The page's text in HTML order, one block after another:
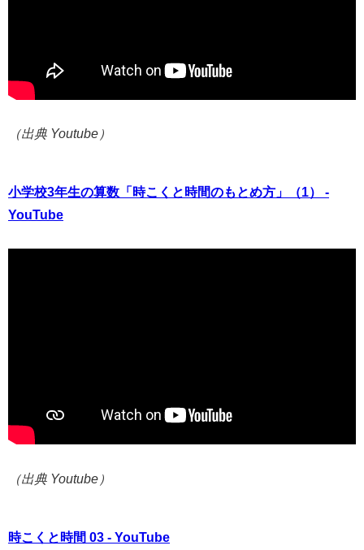
（出典 Youtube）
小学校3年生の算数「時こくと時間のもとめ方」（1） -
YouTube
（出典 Youtube）
時こくと時間 03 - YouTube